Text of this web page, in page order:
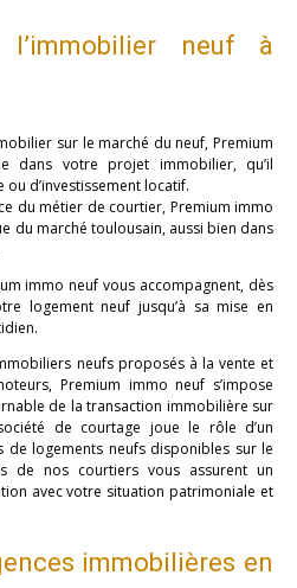
neuf à
sur le marché du neuf, Premium
dans votre projet immobilier, qu’il
ou d’investissement locatif.
du métier de courtier, Premium immo
du marché toulousain, aussi bien dans
immo neuf vous accompagnent, dès
logement neuf jusqu’à sa mise en
neufs proposés à la vente et
Premium immo neuf s’impose
de la transaction immobilière sur
de courtage joue le rôle d’un
logements neufs disponibles sur le
de nos courtiers vous assurent un
avec votre situation patrimoniale et
immobilières en